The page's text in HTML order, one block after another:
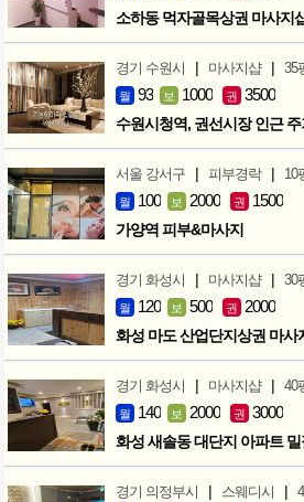
소하동 먹자골목상권 마사지
경기 수원시 | 마사지샵 | 35
월 93 보 1000 권 3500
수원시청역, 권선시장 인근
서울 강서구 | 피부경락 | 10
월 100 보 2000 권 1500
가양역 피부&마사지
경기 화성시 | 마사지샵 | 30
월 120 보 500 권 2000
화성 마도 산업단지상권 마사
경기 화성시 | 마사지샵 | 40
월 140 보 2000 권 3000
화성 새솔동 대단지 아파트
경기 의정부시 | 스웨디시 |